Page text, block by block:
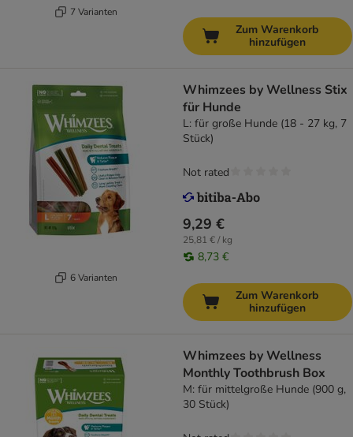
7 Varianten
Zum Warenkorb
hinzufügen
6 Varianten
Whimzees by Wellness Stix
für Hunde
L: für große Hunde (18 - 27 kg, 7
Stück)
9,29 €
25,81 € / kg
8,73 €
Not rated
Zum Warenkorb
hinzufügen
Whimzees by Wellness
Monthly Toothbrush Box
M: für mittelgroße Hunde (900 g,
30 Stück)